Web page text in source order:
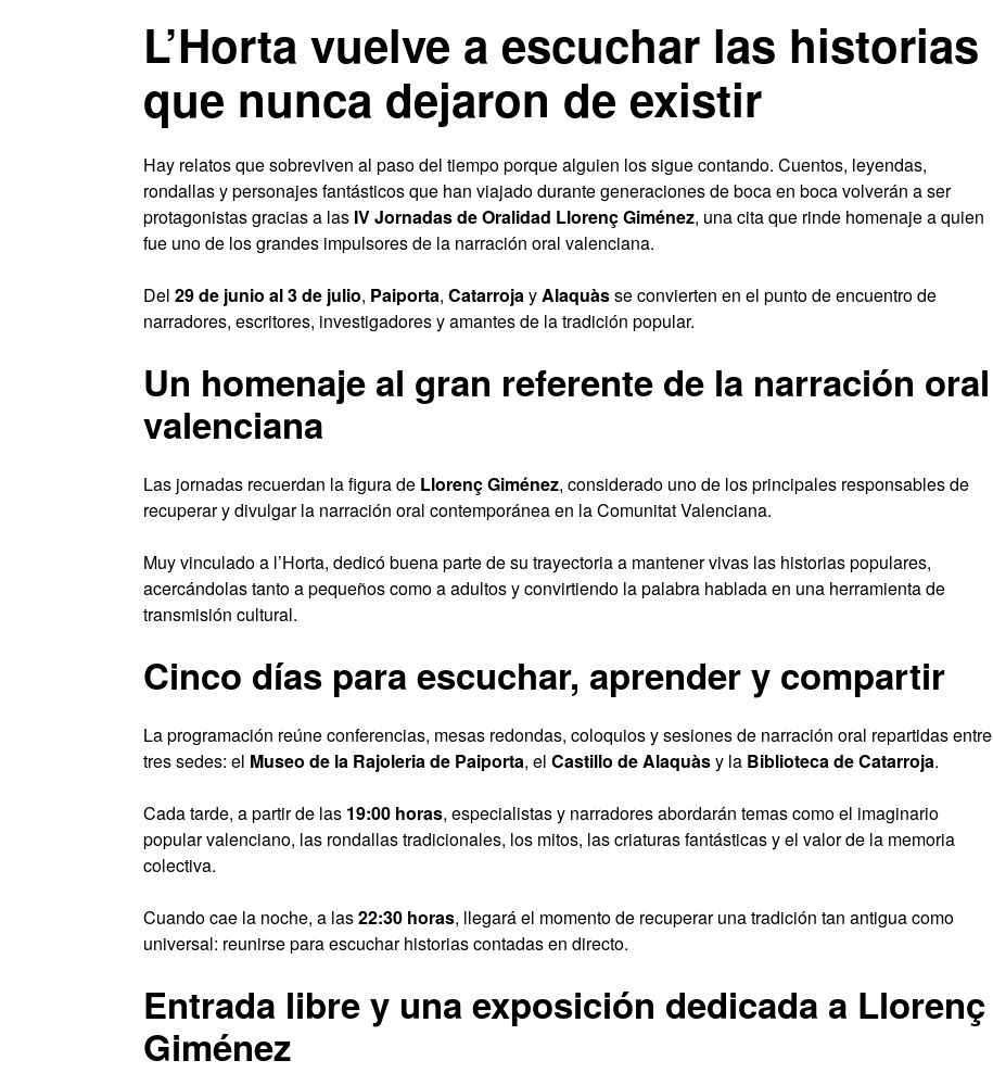
L’Horta vuelve a escuchar las historias
que nunca dejaron de existir
Hay relatos que sobreviven al paso del tiempo porque alguien los sigue contando. Cuentos, leyendas,
rondallas y personajes fantásticos que han viajado durante generaciones de boca en boca volverán a ser
protagonistas gracias a las IV Jornadas de Oralidad Llorenç Giménez, una cita que rinde homenaje a quien
fue uno de los grandes impulsores de la narración oral valenciana.
Del 29 de junio al 3 de julio, Paiporta, CatarrojayAlaquàsse convierten en el punto de encuentro de
narradores, escritores, investigadores y amantes de la tradición popular.
Un homenaje al gran referente de la narración oral
valenciana
Las jornadas recuerdan la figura de Llorenç Giménez, considerado uno de los principales responsables de
recuperar y divulgar la narración oral contemporánea en la Comunitat Valenciana.
Muy vinculado a l’Horta, dedicó buena parte de su trayectoria a mantener vivas las historias populares,
acercándolas tanto a pequeños como a adultos y convirtiendo la palabra hablada en una herramienta de
transmisión cultural.
Cinco días para escuchar, aprender y compartir
La programación reúne conferencias, mesas redondas, coloquios y sesiones de narración oral repartidas entre
tres sedes: el Museo de la Rajoleria de Paiporta, el Castillo de Alaquàsy la Biblioteca de Catarroja.
Cada tarde, a partir de las 19:00 horas, especialistas y narradores abordarán temas como el imaginario
popular valenciano, las rondallas tradicionales, los mitos, las criaturas fantásticas y el valor de la memoria
colectiva.
Cuando cae la noche, a las22:30 horas, llegará el momento de recuperar una tradición tan antigua como
universal: reunirse para escuchar historias contadas en directo.
Entrada libre y una exposición dedicada a Llorenç
Giménez